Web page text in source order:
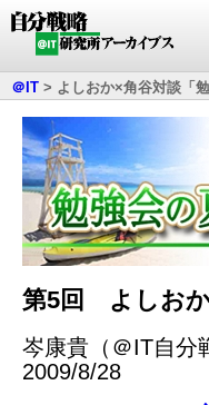
＠IT > よしおか×角谷対談「
第5回 よしおか
岑康貴（＠IT自分
2009/8/28